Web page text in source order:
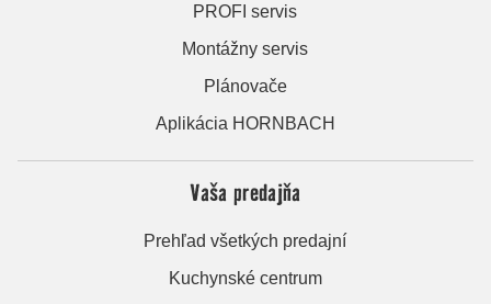
PROFI servis
Montážny servis
Plánovače
Aplikácia HORNBACH
Vaša predajňa
Prehľad všetkých predajní
Kuchynské centrum